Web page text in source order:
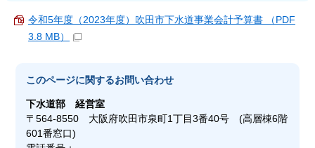
令和5年度（2023年度）吹田市下水道事業会計予算書 （PDF
3.8 MB）
このページに関するお問い合わせ
下水道部経営室
〒564-8550 大阪府吹田市泉町1丁目3番40号 (高層棟6階
601番窓口)